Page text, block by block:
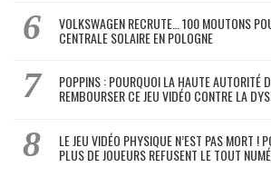
VOLKSWAGEN RECRUTE… 100 MOUTONS
CENTRALE SOLAIRE EN POLOGNE
POPPINS : POURQUOI LA HAUTE AUTORITÉ
REMBOURSER CE JEU VIDÉO CONTRE LA
LE JEU VIDÉO PHYSIQUE N’EST PAS MORT !
PLUS DE JOUEURS REFUSENT LE TOUT